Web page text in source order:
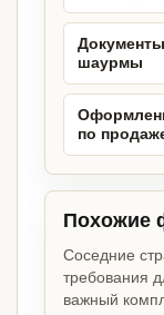
шаурмы
по
Похожие
Соседние
требования
важный